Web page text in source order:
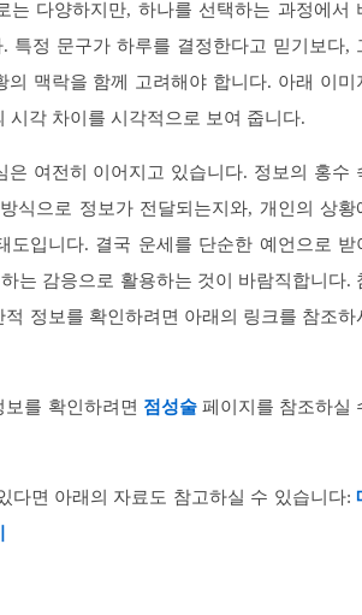
는 다양하지만, 하나를 선택하는 과정에서
특정 문구가 하루를 결정한다고 믿기보다,
의 맥락을 함께 고려해야 합니다. 아래 이미
시각 차이를 시각적으로 보여 줍니다.
은 여전히 이어지고 있습니다. 정보의 홍수
식으로 정보가 전달되는지와, 개인의 상황
도입니다. 결국 운세를 단순한 예언으로 받
는 감응으로 활용하는 것이 바람직합니다.
적 정보를 확인하려면 아래의 링크를 참조하
를 확인하려면 점성술페이지를 참조하실
다면 아래의 자료도 참고하실 수 있습니다: